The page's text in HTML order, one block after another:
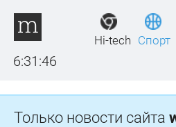
6:31:46
Hi-tech Спорт
Только новости сайта